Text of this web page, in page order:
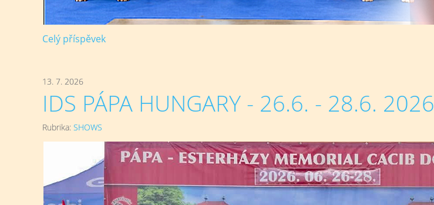
Celý příspěvek
13. 7. 2026
IDS PÁPA HUNGARY - 26.6. - 28.6. 2026
Rubrika: SHOWS